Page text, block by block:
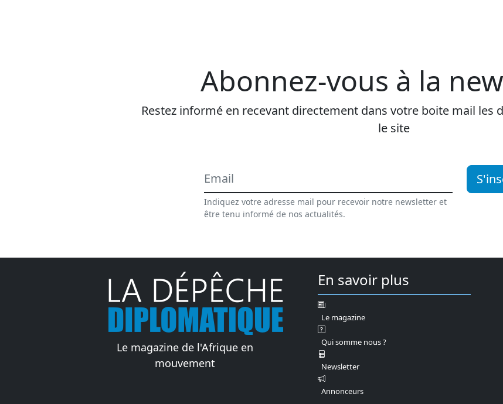
Abonnez-vous à la
Restez informé en recevant directement dans votre boite mail les
le site
Indiquez votre adresse mail pour recevoir notre newsletter et
être tenu informé de nos actualités.
Le magazine de l'Afrique en
mouvement
En savoir plus
Le magazine
Qui somme nous ?
Newsletter
Annonceurs